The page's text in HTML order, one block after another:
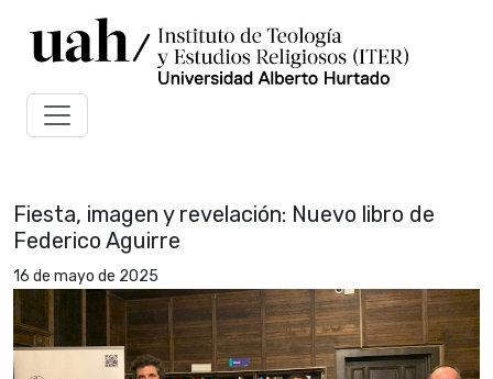
Fiesta, imagen y revelación: Nuevo libro de
Federico Aguirre
16 de mayo de 2025